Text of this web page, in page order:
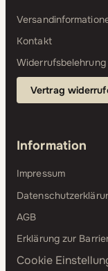
Kontakt
Widerrufsbelehrung
Vertrag
Information
Impressum
AGB
Erklärung zur
Cookie